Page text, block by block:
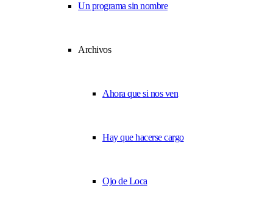
Un programa sin nombre
Archivos
Ahora que si nos ven
Hay que hacerse cargo
Ojo de Loca